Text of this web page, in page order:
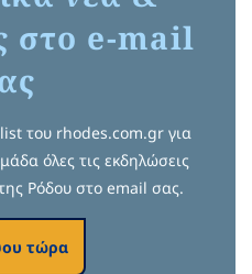
στο e-mail
του rhodes.com.gr για
όλες τις εκδηλώσεις
Ρόδου στο email σας.
τώρα